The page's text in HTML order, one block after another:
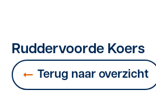
Ruddervoorde Koers
Terug naar overzicht